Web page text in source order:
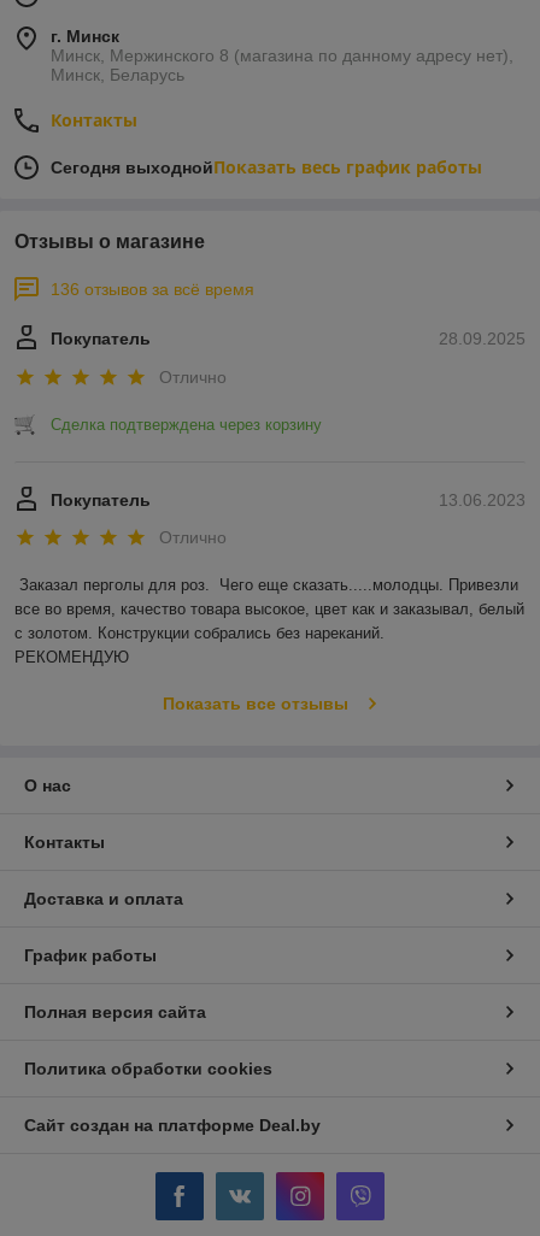
г. Минск
Минск, Мержинского 8 (магазина по данному адресу нет),
Минск, Беларусь
Контакты
Сегодня выходнойПоказать весь график работы
Отзывы о магазине
136 отзывов за всё время
28.09.2025
Покупатель
Отлично
Сделка подтверждена через корзину
13.06.2023
Покупатель
Отлично
Заказал перголы для роз.  Чего еще сказать.....молодцы. Привезли
все во время, качество товара высокое, цвет как и заказывал, белый
с золотом. Конструкции собрались без нареканий.
РЕКОМЕНДУЮ
Показать все отзывы
О нас
Контакты
Доставка и оплата
График работы
Полная версия сайта
Политика обработки cookies
Сайт создан на платформе Deal.by